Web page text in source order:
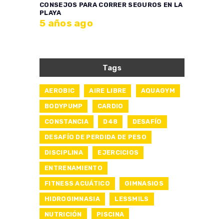
CONSEJOS PARA CORRER SEGUROS EN LA
PLAYA
5 años ago
Tags
AEROBIC AIRE LIBRE AQUAGYM
BODYPUMP CARDIO
CONSTANCIA D48 DESAFÍO
DESAFÍO DE PERDIDA DE PESO
DISCIPLINA EJERCICIOS
ENTRENAMIENTO
FITNESS ACUÁTICO GIMNASIOS
HIDROGIMNASIA LESSMILS
NUTRICIÓN PISCINA